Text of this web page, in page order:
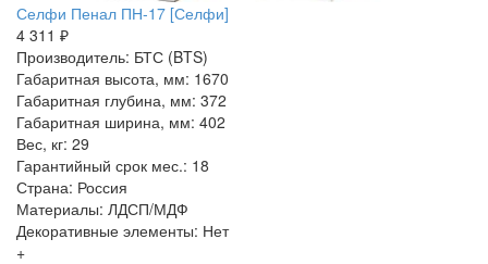
Селфи Пенал ПН-17 [Селфи]
4 311 ₽
Производитель: БТС (BTS)
Габаритная высота, мм: 1670
Габаритная глубина, мм: 372
Габаритная ширина, мм: 402
Вес, кг: 29
Гарантийный срок мес.: 18
Страна: Россия
Материалы: ЛДСП/МДФ
Декоративные элементы: Нет
+